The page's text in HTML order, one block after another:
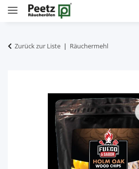
Zurück zur Liste Räuchermehl